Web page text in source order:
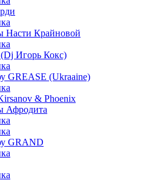
Насти Крайновой
Игорь Кокс)
GREASE (Ukraaine)
& Phoenix
Афродита
GRAND